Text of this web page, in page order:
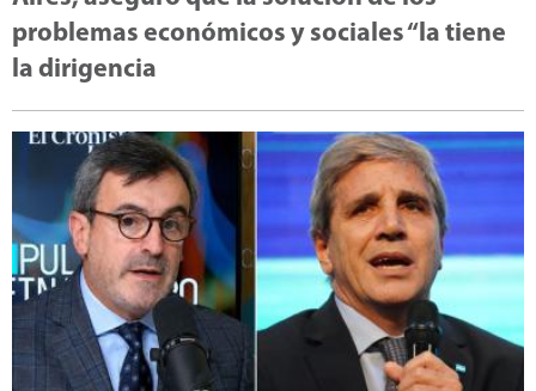
problemas económicos y sociales “la tiene
la dirigencia